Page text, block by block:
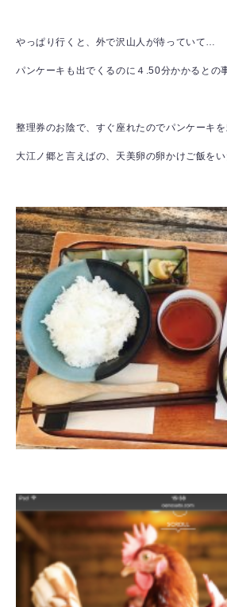
やっぱり行くと、外で沢山人が待っていて…
パンケーキも出でくるのに４.50分かかるとの
整理券のお陰で、すぐ座れたのでパンケーキ
大江ノ郷と言えばの、天美卵の卵かけご飯を